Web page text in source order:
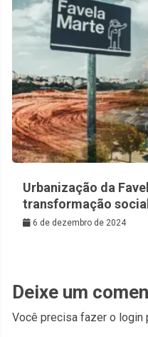
Urbanização da
transformação
6 de dezembro de 2024
Deixe um
Você precisa fazer o login